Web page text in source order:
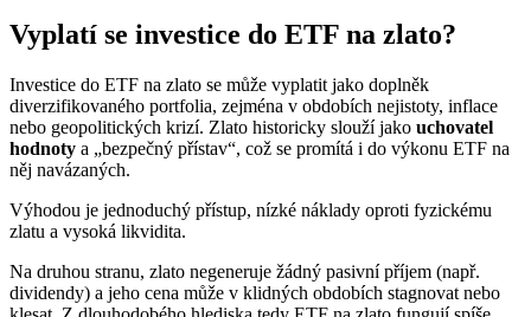
Vyplatí se investice do ETF na zlato?
Investice do ETF na zlato se může vyplatit jako doplněk
diverzifikovaného portfolia, zejména v obdobích nejistoty, inflace
nebo geopolitických krizí. Zlato historicky slouží jako uchovatel
hodnoty a „bezpečný přístav“, což se promítá i do výkonu ETF na
něj navázaných.
Výhodou je jednoduchý přístup, nízké náklady oproti fyzickému
zlatu a vysoká likvidita.
Na druhou stranu, zlato negeneruje žádný pasivní příjem (např.
dividendy) a jeho cena může v klidných obdobích stagnovat nebo